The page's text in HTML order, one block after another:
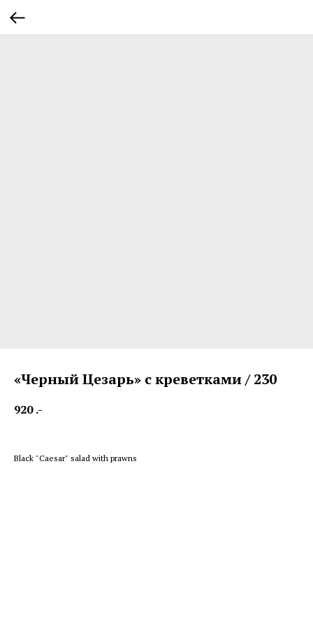
«Черный Цезарь» с креветками / 230
920 .-
Black "Caesar" salad with prawns